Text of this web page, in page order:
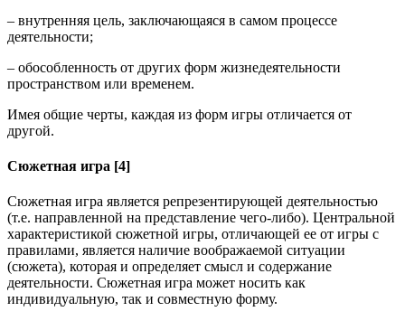
– внутренняя цель, заключающаяся в самом процессе
деятельности;
– обособленность от других форм жизнедеятельности
пространством или временем.
Имея общие черты, каждая из форм игры отличается от
другой.
Сюжетная игра [4]
Сюжетная игра является репрезентирующей деятельностью
(т.е. направленной на представление чего-либо). Центральной
характеристикой сюжетной игры, отличающей ее от игры с
правилами, является наличие воображаемой ситуации
(сюжета), которая и определяет смысл и содержание
деятельности. Сюжетная игра может носить как
индивидуальную, так и совместную форму.